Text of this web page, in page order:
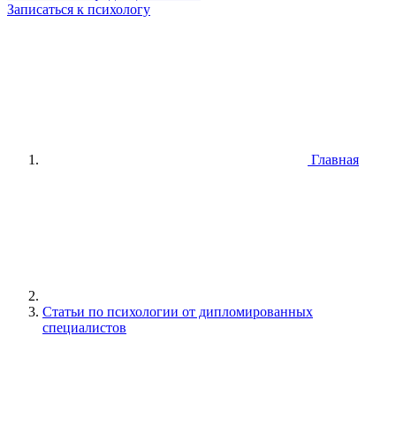
Записаться к психологу
Главная
Статьи по психологии от дипломированных
специалистов